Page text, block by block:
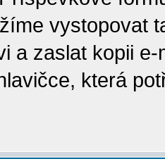
vystopovat
a zaslat kopii
která